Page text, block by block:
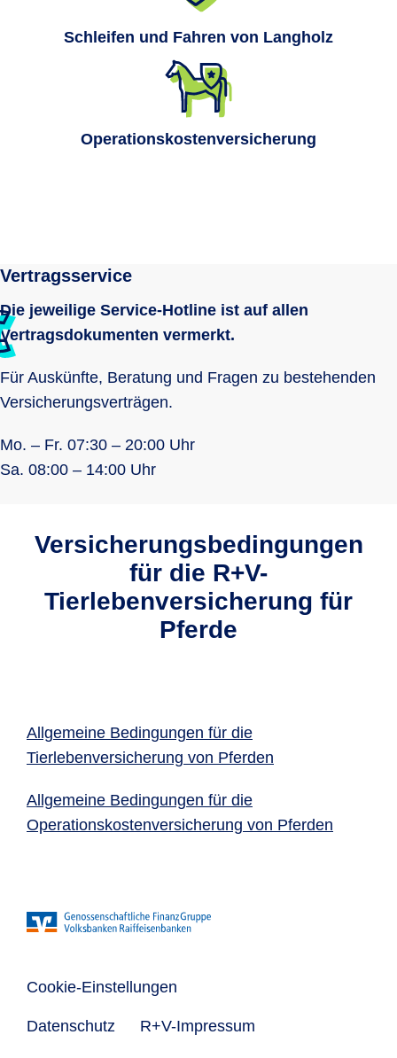
Schleifen und Fahren von Langholz
Operationskostenversicherung
Vertragsservice
Die jeweilige Service-Hotline ist auf allen
Vertragsdokumenten vermerkt.
Für Auskünfte, Beratung und Fragen zu bestehenden
Versicherungsverträgen.
Mo. – Fr. 07:30 – 20:00 Uhr
Sa. 08:00 – 14:00 Uhr
Versicherungsbedingungen
für die R+V-
Tierlebenversicherung für
Pferde
Allgemeine Bedingungen für die
Tierlebenversicherung von Pferden
Allgemeine Bedingungen für die
Operationskostenversicherung von Pferden
Cookie-Einstellungen
Datenschutz R+V-Impressum